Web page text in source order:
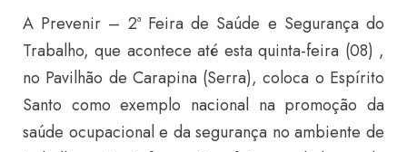
A Prevenir – 2ª Feira de Saúde e Segurança do
Trabalho, que acontece até esta quinta-feira (08) ,
no Pavilhão de Carapina (Serra), coloca o Espírito
Santo como exemplo nacional na promoção da
saúde ocupacional e da segurança no ambiente de